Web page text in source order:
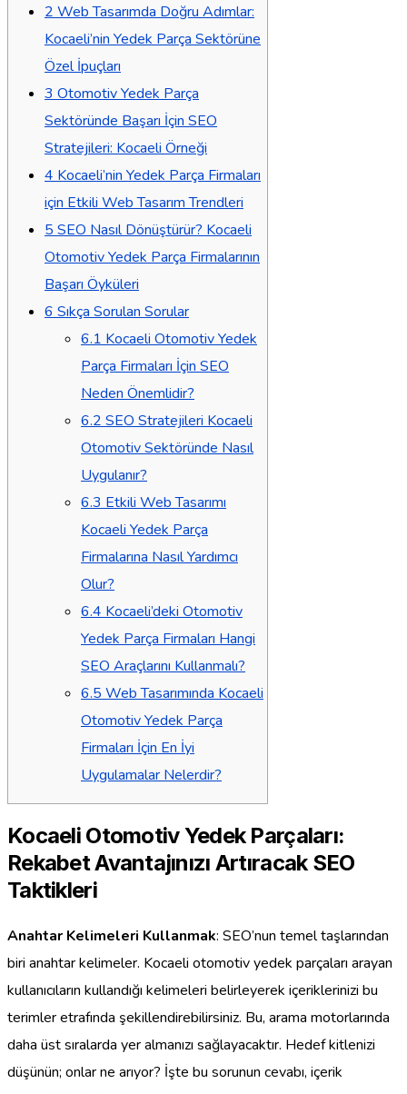
2 Web Tasarımda Doğru Adımlar:
Kocaeli’nin Yedek Parça Sektörüne
Özel İpuçları
3 Otomotiv Yedek Parça
Sektöründe Başarı İçin SEO
Stratejileri: Kocaeli Örneği
4 Kocaeli’nin Yedek Parça Firmaları
için Etkili Web Tasarım Trendleri
5 SEO Nasıl Dönüştürür? Kocaeli
Otomotiv Yedek Parça Firmalarının
Başarı Öyküleri
6 Sıkça Sorulan Sorular
6.1 Kocaeli Otomotiv Yedek
Parça Firmaları İçin SEO
Neden Önemlidir?
6.2 SEO Stratejileri Kocaeli
Otomotiv Sektöründe Nasıl
Uygulanır?
6.3 Etkili Web Tasarımı
Kocaeli Yedek Parça
Firmalarına Nasıl Yardımcı
Olur?
6.4 Kocaeli’deki Otomotiv
Yedek Parça Firmaları Hangi
SEO Araçlarını Kullanmalı?
6.5 Web Tasarımında Kocaeli
Otomotiv Yedek Parça
Firmaları İçin En İyi
Uygulamalar Nelerdir?
Kocaeli Otomotiv Yedek Parçaları:
Rekabet Avantajınızı Artıracak SEO
Taktikleri
Anahtar Kelimeleri Kullanmak: SEO’nun temel taşlarından
biri anahtar kelimeler. Kocaeli otomotiv yedek parçaları arayan
kullanıcıların kullandığı kelimeleri belirleyerek içeriklerinizi bu
terimler etrafında şekillendirebilirsiniz. Bu, arama motorlarında
daha üst sıralarda yer almanızı sağlayacaktır. Hedef kitlenizi
düşünün; onlar ne arıyor? İşte bu sorunun cevabı, içerik